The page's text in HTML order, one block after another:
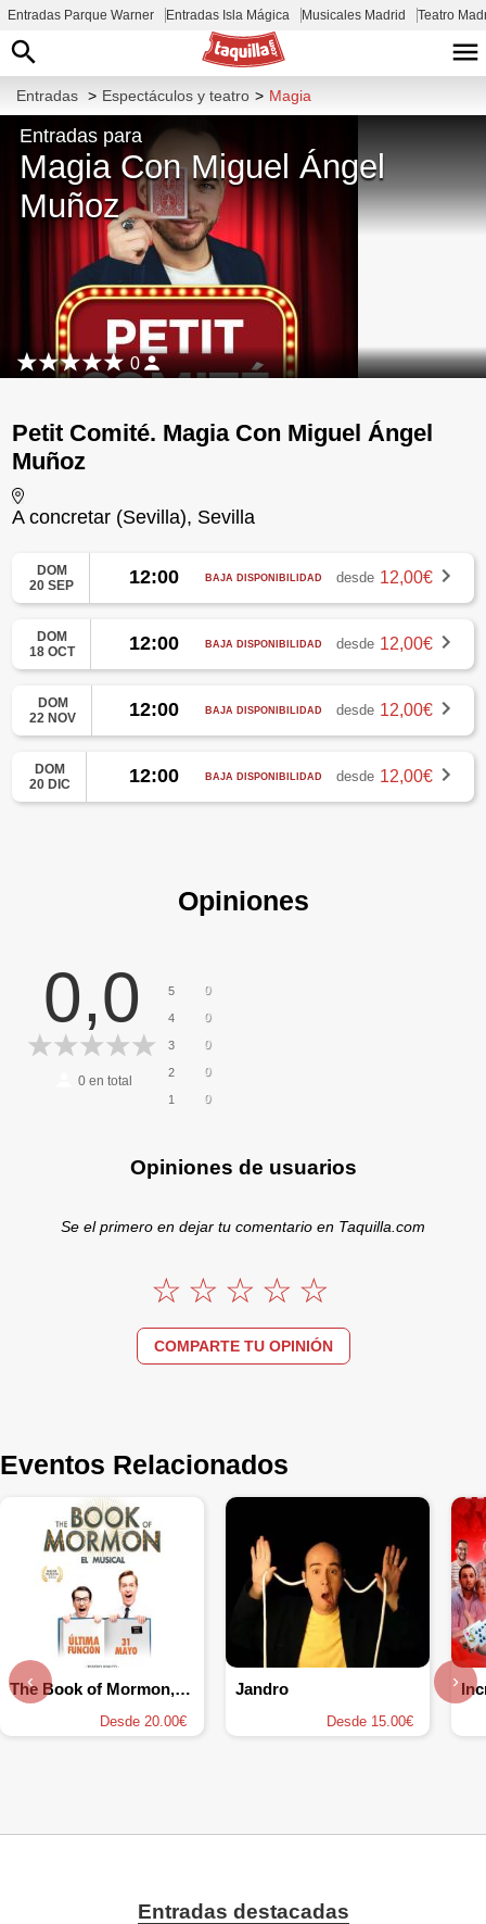
Entradas Parque Warner Entradas Isla Mágica Musicales Madrid Teatro
Entradas > Espectáculos y teatro > Magia
Entradas para
Magia Con Miguel Ángel
Muñoz
0
Petit Comité. Magia Con Miguel Ángel
Muñoz
A concretar (Sevilla), Sevilla
DOM
20 SEP
12:00 BAJA DISPONIBILIDAD desde 12,00€
DOM
18 OCT
12:00 BAJA DISPONIBILIDAD desde 12,00€
DOM
22 NOV
12:00 BAJA DISPONIBILIDAD desde 12,00€
DOM
20 DIC
12:00 BAJA DISPONIBILIDAD desde 12,00€
Opiniones
0,0
0en total
5 0
4 0
3 0
2 0
1 0
Opiniones de usuarios
Se el primero en dejar tu comentario en Taquilla.com
COMPARTE TU OPINIÓN
Eventos Relacionados
The Book of Mormon, el musical
Desde 20.00€
Jandro
Desde 15.00€
‹ ›
Entradas destacadas